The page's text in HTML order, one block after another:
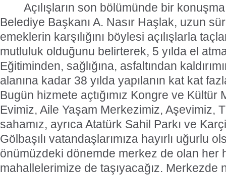
Açılışların son bölümünde bir
Belediye Başkanı A. Nasır Haşlak, uzun
emeklerin karşılığını böylesi açılışlarla
mutluluk olduğunu belirterek, 5 yılda el
Eğitiminden, sağlığına, asfaltından
alanına kadar 38 yılda yapılanın kat kat
Bugün hizmete açtığımız Kongre ve Kültür
Evimiz, Aile Yaşam Merkezimiz, Aşevimiz,
sahamız, ayrıca Atatürk Sahil Parkı ve
Gölbaşılı vatandaşlarımıza hayırlı uğurlu
önümüzdeki dönemde merkez de olan her
mahallelerimize de taşıyacağız. Merkezde